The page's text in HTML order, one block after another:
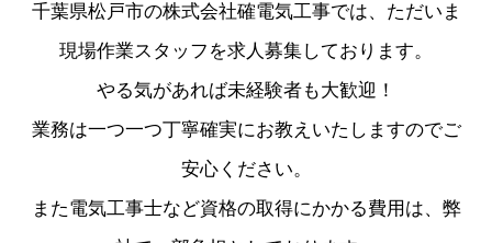
千葉県松戸市の株式会社確電気工事では、ただいま
現場作業スタッフを求人募集しております。
やる気があれば未経験者も大歓迎！
業務は一つ一つ丁寧確実にお教えいたしますのでご
安心ください。
また電気工事士など資格の取得にかかる費用は、弊